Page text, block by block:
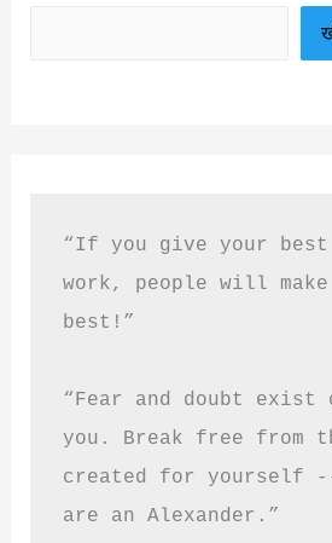
“If you give your
work, people will
best!”
“Fear and doubt exist
you. Break free from
created for yourself
are an Alexander.”